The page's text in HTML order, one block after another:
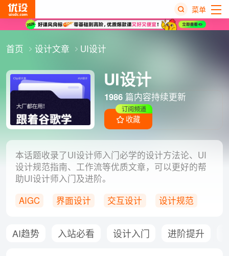
菜单
首页 设计文章 UI设计
UI设计
1986 篇内容持续更新
收藏
订阅频道
本话题收录了UI设计师入门必学的设计方法论、UI
设计规范指南、工作流等优质文章，可以更好的帮
助UI设计师入门及进阶。
AIGC
界面设计 交互设计
设计规范
AI趋势 入站必看 设计入门 进阶提升